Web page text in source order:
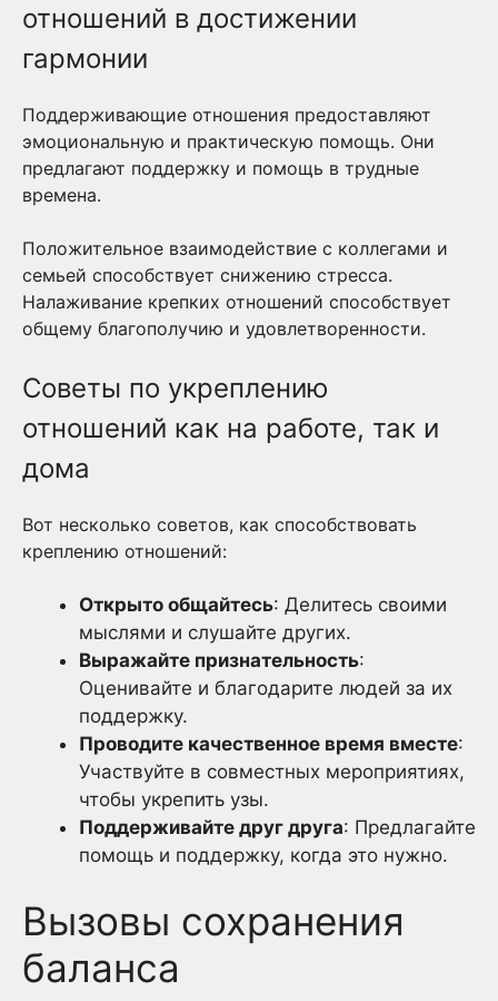
отношений в достижении
гармонии
Поддерживающие отношения предоставляют
эмоциональную и практическую помощь. Они
предлагают поддержку и помощь в трудные
времена.
Положительное взаимодействие с коллегами и
семьей способствует снижению стресса.
Налаживание крепких отношений способствует
общему благополучию и удовлетворенности.
Советы по укреплению
отношений как на работе, так и
дома
Вот несколько советов, как способствовать
креплению отношений:
Открыто общайтесь: Делитесь своими
мыслями и слушайте других.
Выражайте признательность:
Оценивайте и благодарите людей за их
поддержку.
Проводите качественное время вместе:
Участвуйте в совместных мероприятиях,
чтобы укрепить узы.
Поддерживайте друг друга: Предлагайте
помощь и поддержку, когда это нужно.
Вызовы сохранения
баланса